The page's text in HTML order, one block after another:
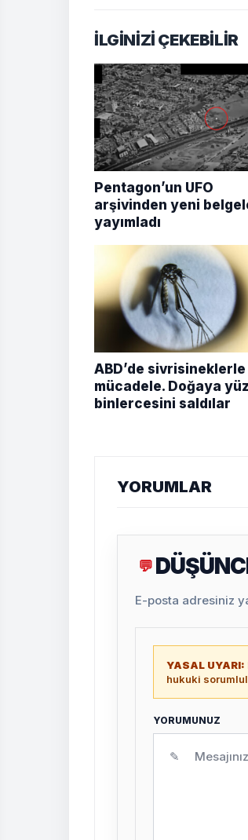
İLGİNİZİ ÇEKEBİLİR
Pentagon’un UFO
arşivinden yeni
yayımladı
ABD’de sivrisineklerle
mücadele. Doğaya yüz
binlercesini saldılar
YORUMLAR
💬
E-posta adresiniz
YASAL UYARI:
hukuki
YORUMUNUZ
✎